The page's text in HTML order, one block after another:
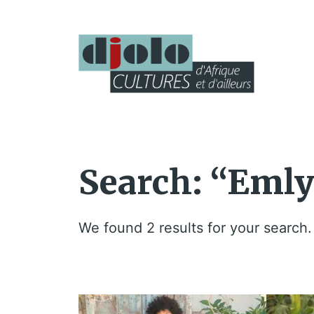
Search:
We found 2 results for your search.